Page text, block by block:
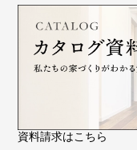
資料請求はこちら